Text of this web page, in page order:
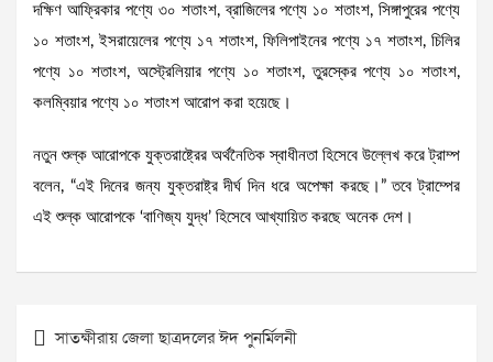
দক্ষিণ আফ্রিকার পণ্যে ৩০ শতাংশ, ব্রাজিলের পণ্যে ১০ শতাংশ, সিঙ্গাপুরের পণ্যে
১০ শতাংশ, ইসরায়েলের পণ্যে ১৭ শতাংশ, ফিলিপাইনের পণ্যে ১৭ শতাংশ, চিলির
পণ্যে ১০ শতাংশ, অস্ট্রেলিয়ার পণ্যে ১০ শতাংশ, তুরস্কের পণ্যে ১০ শতাংশ,
কলম্বিয়ার পণ্যে ১০ শতাংশ আরোপ করা হয়েছে।
নতুন শুল্ক আরোপকে যুক্তরাষ্ট্রের অর্থনৈতিক স্বাধীনতা হিসেবে উল্লেখ করে ট্রাম্প
বলেন, “এই দিনের জন্য যুক্তরাষ্ট্র দীর্ঘ দিন ধরে অপেক্ষা করছে।” তবে ট্রাম্পের
এই শুল্ক আরোপকে ‘বাণিজ্য যুদ্ধ’ হিসেবে আখ্যায়িত করছে অনেক দেশ।
Postসাতক্ষীরায় জেলা ছাত্রদলের ঈদ পুনর্মিলনী